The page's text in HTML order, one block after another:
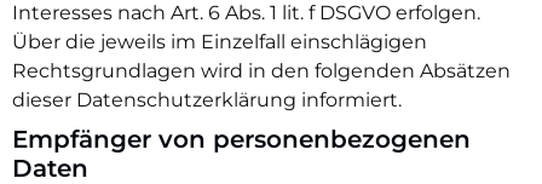
Interesses nach Art. 6 Abs. 1 lit. f DSGVO erfolgen.
Über die jeweils im Einzelfall einschlägigen
Rechtsgrundlagen wird in den folgenden Absätzen
dieser Datenschutzerklärung informiert.
Empfänger von personenbezogenen
Daten